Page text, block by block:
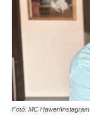
Fotó: MC Hawer/Instagram